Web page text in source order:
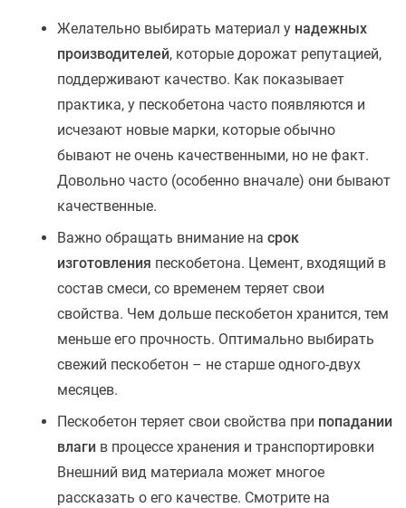
Желательно выбирать материал у надежных
производителей, которые дорожат репутацией,
поддерживают качество. Как показывает
практика, у пескобетона часто появляются и
исчезают новые марки, которые обычно
бывают не очень качественными, но не факт.
Довольно часто (особенно вначале) они бывают
качественные.
Важно обращать внимание на срок
изготовления пескобетона. Цемент, входящий в
состав смеси, со временем теряет свои
свойства. Чем дольше пескобетон хранится, тем
меньше его прочность. Оптимально выбирать
свежий пескобетон – не старше одного-двух
месяцев.
Пескобетон теряет свои свойства при попадании
влаги в процессе хранения и транспортировки
Внешний вид материала может многое
рассказать о его качестве. Смотрите на